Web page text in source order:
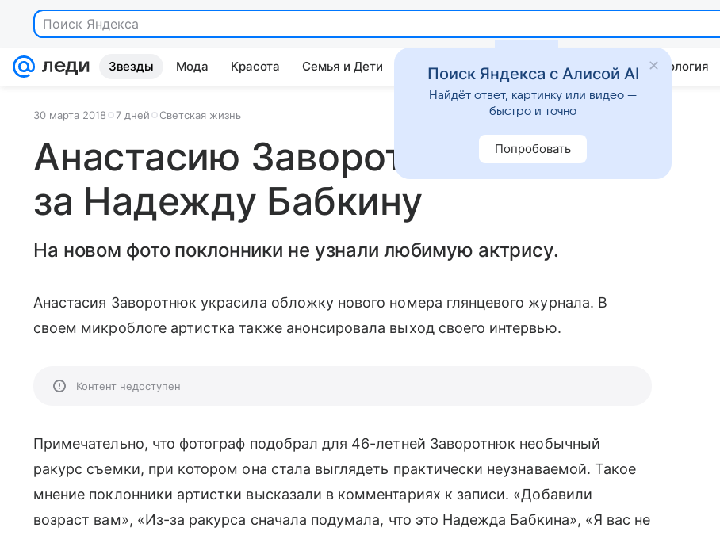
Поиск Яндекса
Звезды Мода Красота Семья и Дети Дом Гороскопы Стиль жизни Психология
30 марта 2018 7 дней Светская жизнь
Анастасию Заворотнюк приняли
за Надежду Бабкину
На новом фото поклонники не узнали любимую актрису.
Анастасия Заворотнюк украсила обложку нового номера глянцевого журнала. В
своем микроблоге артистка также анонсировала выход своего интервью.
Контент недоступен
Примечательно, что фотограф подобрал для 46-летней Заворотнюк необычный
ракурс съемки, при котором она стала выглядеть практически неузнаваемой. Такое
мнение поклонники артистки высказали в комментариях к записи. «Добавили
возраст вам», «Из-за ракурса сначала подумала, что это Надежда Бабкина», «Я вас не
Поиск Яндекса с Алисой AI
Найдёт ответ, картинку или видео —
быстро и точно
Попробовать